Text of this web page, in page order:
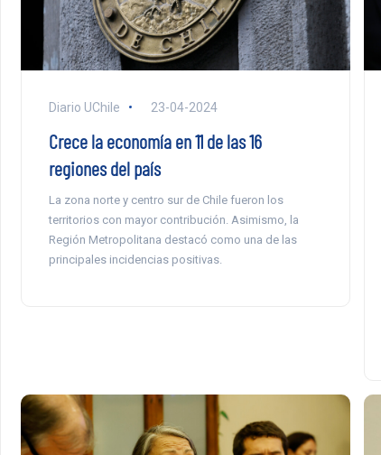
Diario UChile 23-04-2024
Crece la economía en 11 de las 16
regiones del país
La zona norte y centro sur de Chile fueron los
territorios con mayor contribución. Asimismo, la
Región Metropolitana destacó como una de las
principales incidencias positivas.